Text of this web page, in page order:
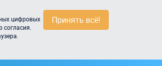
Принять всё!
цифровых